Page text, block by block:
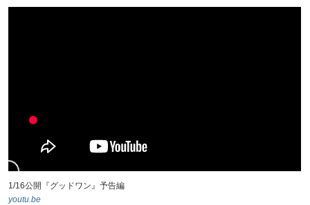
1/16公開『グッドワン』予告編
youtu.be